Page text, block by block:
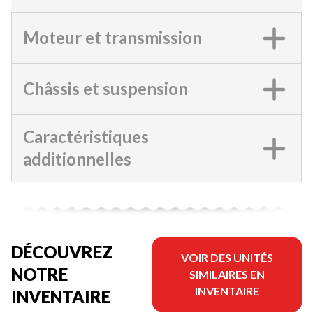
Moteur et transmission
Châssis et suspension
Caractéristiques
additionnelles
DÉCOUVREZ
NOTRE
INVENTAIRE
VOIR DES UNITÉS
SIMILAIRES EN
INVENTAIRE